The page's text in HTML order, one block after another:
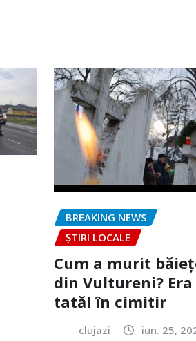
BREAKING NEWS
ȘTIRI LOCALE
Cum a murit
din Vultureni? Era
tatăl în cimitir
clujazi iun. 25,